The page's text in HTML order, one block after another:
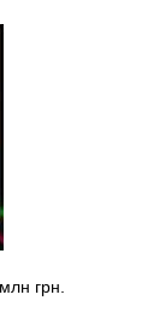
грн.